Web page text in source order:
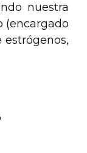
nuestra
(encargado